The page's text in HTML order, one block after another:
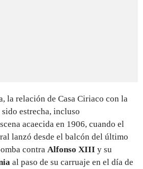
la relación de Casa Ciriaco con la
estrecha, incluso
acaecida en 1906, cuando el
lanzó desde el balcón del último
contra Alfonso XIII y su
al paso de su carruaje en el día de